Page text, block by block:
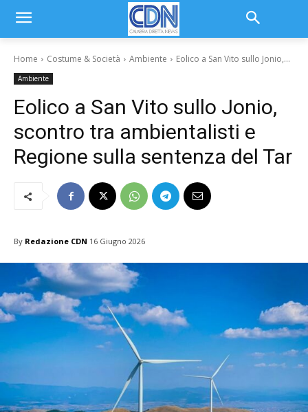
Home Costume & Società Ambiente Eolico a San Vito sullo Jonio,...
Ambiente
Eolico a San Vito sullo Jonio,
scontro tra ambientalisti e
Regione sulla sentenza del Tar
By Redazione CDN 16 Giugno 2026